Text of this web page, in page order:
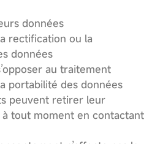
données
rectification ou la
données
au traitement
portabilité des données
peuvent retirer leur
tout moment en contactant